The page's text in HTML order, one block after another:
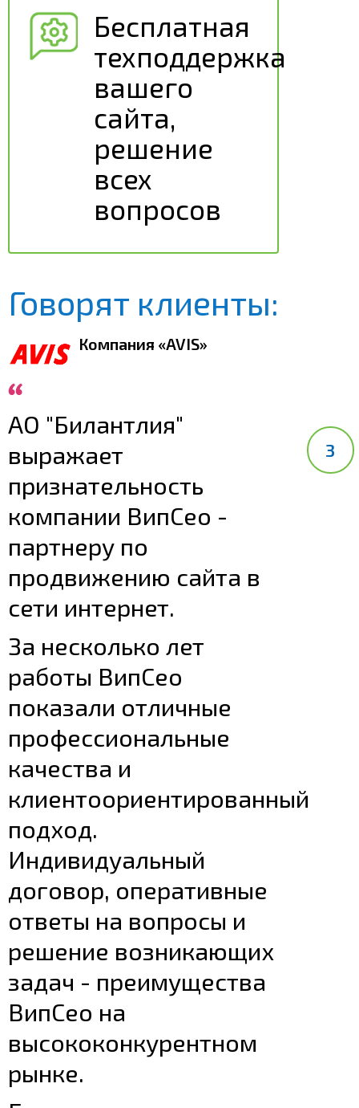
Бесплатная
техподдержка
вашего
сайта,
решение
всех
вопросов
Говорят клиенты:
Компания «AVIS»
АО "Билантлия"
выражает
признательность
компании ВипСео -
партнеру по
продвижению сайта в
сети интернет.
За несколько лет
работы ВипСео
показали отличные
профессиональные
качества и
клиентоориентированный
подход.
Индивидуальный
договор, оперативные
ответы на вопросы и
решение возникающих
задач - преимущества
ВипСео на
высококонкурентном
рынке.